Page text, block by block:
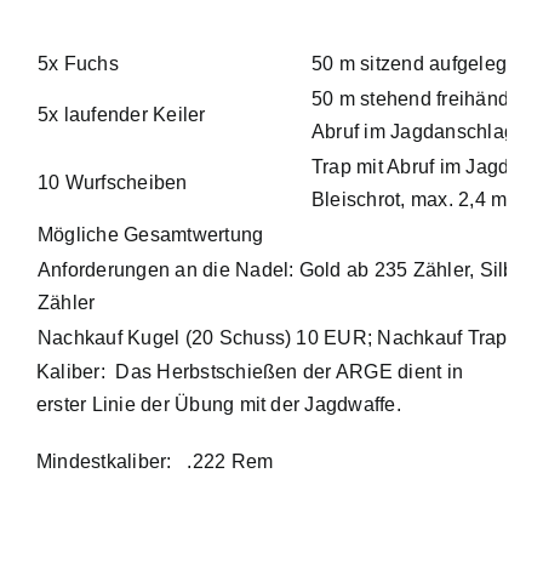
5x Fuchs 50 m sitzend aufgelegt
5x laufender Keiler
50 m stehend freihändig
Abruf im Jagdanschlag;
10 Wurfscheiben
Trap mit Abruf im
Bleischrot, max. 2,4 mm
Mögliche Gesamtwertung
Anforderungen an die Nadel: Gold ab 235 Zähler, Silber
Zähler
Nachkauf Kugel (20 Schuss) 10 EUR; Nachkauf Trap
Kaliber: Das Herbstschießen der ARGE dient in
erster Linie der Übung mit der Jagdwaffe.
Mindestkaliber: .222 Rem